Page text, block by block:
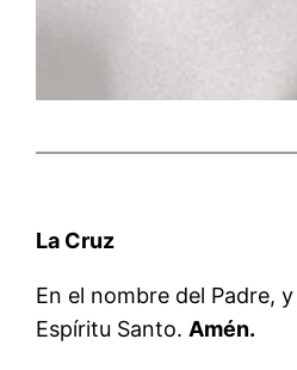
La Cruz
En el nombre del Padre,
Espíritu Santo.Amén.